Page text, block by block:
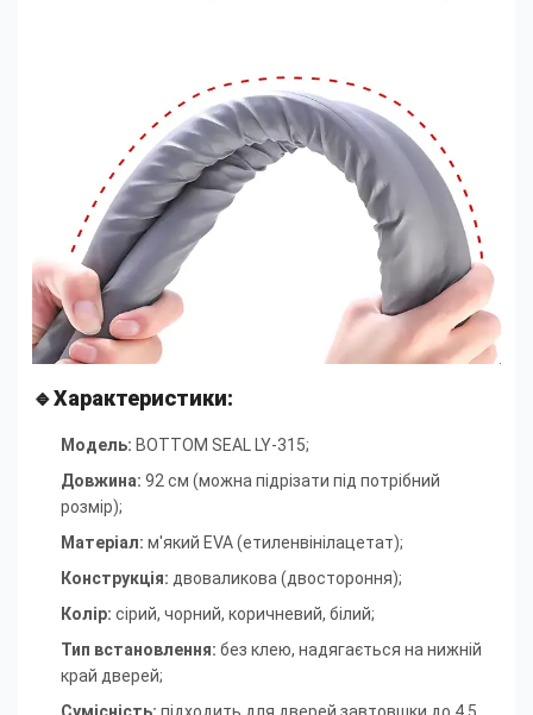
🔹Характеристики:
Модель: BOTTOM SEAL LY-315;
Довжина: 92 см (можна підрізати під потрібний
розмір);
Матеріал: м'який EVA (етиленвінілацетат);
Конструкція: двоваликова (двостороння);
Колір: сірий, чорний, коричневий, білий;
Тип встановлення: без клею, надягається на нижній
край дверей;